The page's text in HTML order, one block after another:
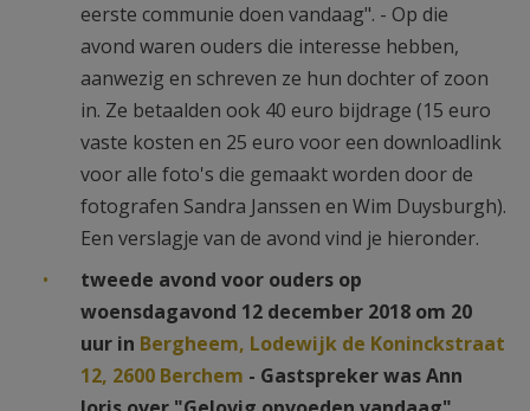
eerste communie doen vandaag". - Op die
avond waren ouders die interesse hebben,
aanwezig en schreven ze hun dochter of zoon
in. Ze betaalden ook 40 euro bijdrage (15 euro
vaste kosten en 25 euro voor een downloadlink
voor alle foto's die gemaakt worden door de
fotografen Sandra Janssen en Wim Duysburgh).
Een verslagje van de avond vind je hieronder.
tweede avond voor ouders op
woensdagavond 12 december 2018 om 20
uur in Bergheem, Lodewijk de Koninckstraat
12, 2600 Berchem - Gastspreker was Ann